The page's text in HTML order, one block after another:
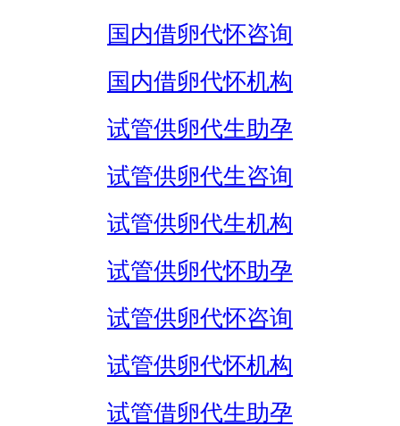
国内借卵代怀咨询
国内借卵代怀机构
试管供卵代生助孕
试管供卵代生咨询
试管供卵代生机构
试管供卵代怀助孕
试管供卵代怀咨询
试管供卵代怀机构
试管借卵代生助孕